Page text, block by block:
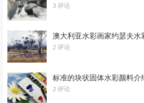
3 评论
澳大利亚水彩画家约瑟夫水
2 评论
标准的块状固体水彩颜料介
2 评论